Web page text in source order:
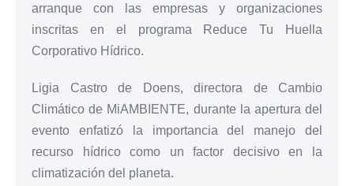
arranque con las empresas y organizaciones
inscritas en el programa Reduce Tu Huella
Corporativo Hídrico.
Ligia Castro de Doens, directora de Cambio
Climático de MiAMBIENTE, durante la apertura del
evento enfatizó la importancia del manejo del
recurso hídrico como un factor decisivo en la
climatización del planeta.